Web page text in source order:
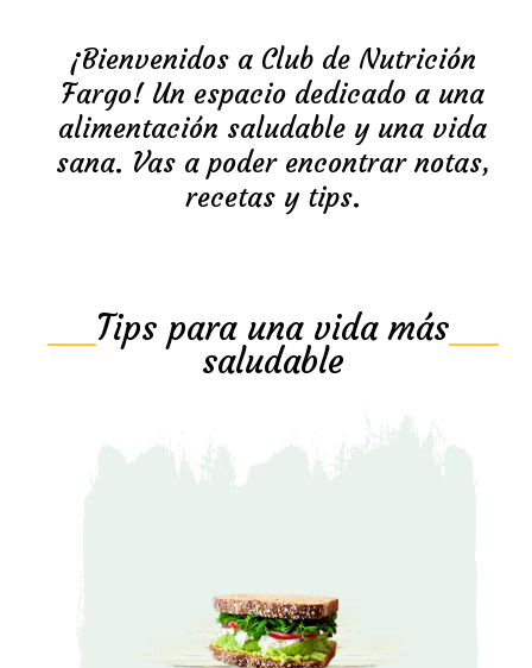
¡Bienvenidos a Club de Nutrición
Fargo! Un espacio dedicado a una
alimentación saludable y una vida
sana. Vas a poder encontrar notas,
recetas y tips.
Tips para una vida más
saludable